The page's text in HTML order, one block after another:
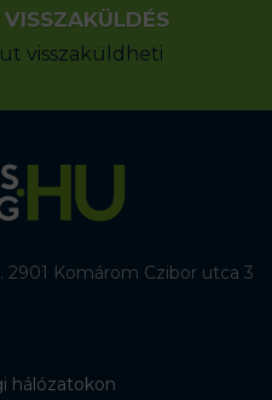
visszaküldheti
2901 Komárom Czibor utca 3
hálózatokon